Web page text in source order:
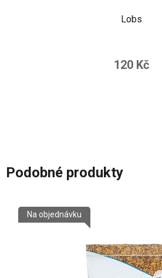
Lobs
120 Kč
Podobné produkty
Na objednávku